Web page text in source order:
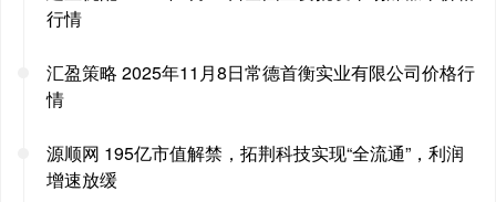
行情
汇盈策略 2025年11月8日常德首衡实业有限公司价格行
情
源顺网 195亿市值解禁，拓荆科技实现“全流通”，利润
增速放缓